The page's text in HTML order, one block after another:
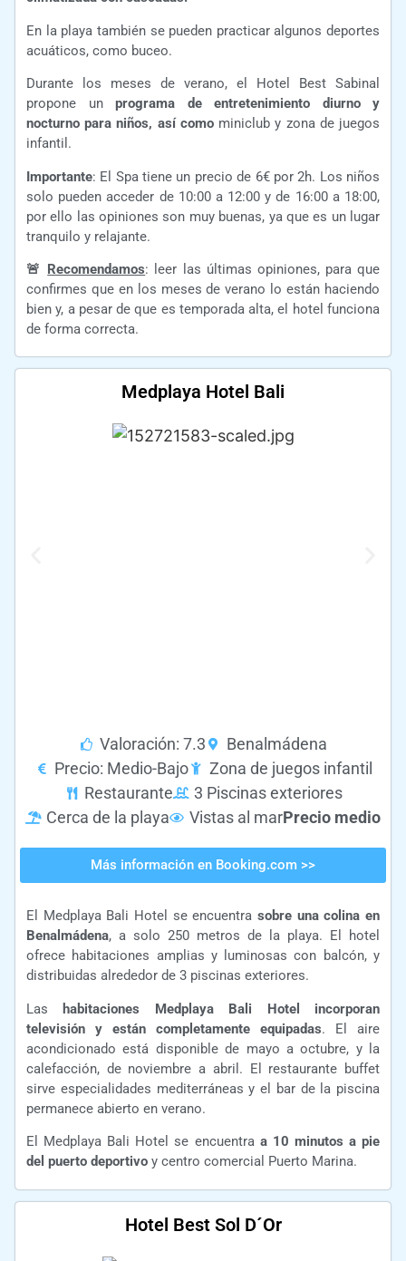
En la playa también se pueden practicar algunos deportes
acuáticos, como buceo.
Durante los meses de verano, el Hotel Best Sabinal
propone un programa de entretenimiento diurno y
nocturno para niños, así comominiclub y zona de juegos
infantil.
Importante: El Spa tiene un precio de 6€ por 2h. Los niños
solo pueden acceder de 10:00 a 12:00 y de 16:00 a 18:00,
por ello las opiniones son muy buenas, ya que es un lugar
tranquilo y relajante.
🚨 Recomendamos: leer las últimas opiniones, para que
confirmes que en los meses de verano lo están haciendo
bien y, a pesar de que es temporada alta, el hotel funciona
de forma correcta.
Medplaya Hotel Bali
Valoración: 7.3
Benalmádena
Precio: Medio-Bajo
Zona de juegos infantil
Restaurante
3 Piscinas exteriores
Cerca de la playa
Vistas al marPrecio medio
Más información en Booking.com >>
El Medplaya Bali Hotel se encuentra sobre una colina en
Benalmádena, a solo 250 metros de la playa. El hotel
ofrece habitaciones amplias y luminosas con balcón, y
distribuidas alrededor de 3 piscinas exteriores.
Las
habitaciones Medplaya Bali Hotel incorporan
televisión y están completamente equipadas. El aire
acondicionado está disponible de mayo a octubre, y la
calefacción, de noviembre a abril. El restaurante buffet
sirve especialidades mediterráneas y el bar de la piscina
permanece abierto en verano.
El Medplaya Bali Hotel se encuentra a 10 minutos a pie
del puerto deportivo y centro comercial Puerto Marina.
Hotel Best Sol D´Or